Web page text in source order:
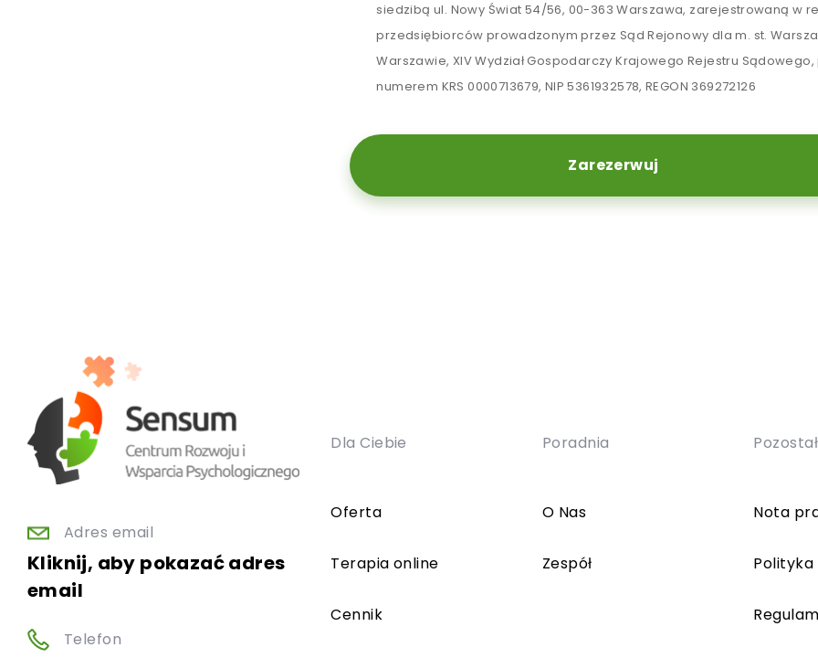
siedzibą ul. Nowy Świat 54/56, 00-363 Warszawa, zarejestrowaną w
przedsiębiorców prowadzonym przez Sąd Rejonowy dla m. st.
Warszawie, XIV Wydział Gospodarczy Krajowego Rejestru
numerem KRS 0000713679, NIP 5361932578, REGON 369272126
Zarezerwuj
Adres email
Kliknij, aby pokazać adres
email
Telefon
Dla Ciebie
Oferta
Terapia online
Cennik
Poradnia
O Nas
Zespół
Nota